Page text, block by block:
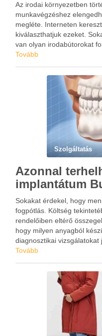
Az irodai környezetben
munkavégzéshez
megléte. Interneten
kiválaszthatjuk ezeket.
van olyan irodabútorokat
pár kattintással
megfelelő …
Tovább
Szolgáltatás
Azonnal
implantátum
Sokakat érdekel, hogy
fogpótlás. Költség
rendelőiben eltérő
hogy milyen anyagból
diagnosztikai
szakember. Másik fontos
Tovább